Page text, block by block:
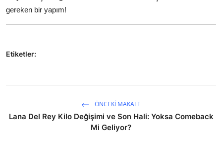
gereken bir yapım!
Etiketler:
ÖNCEKI MAKALE
Lana Del Rey Kilo Değişimi ve Son Hali: Yoksa Comeback
Mi Geliyor?